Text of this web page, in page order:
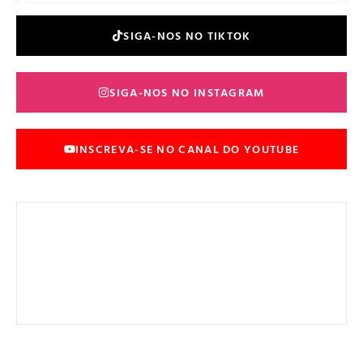
SIGA-NOS NO TIKTOK
SIGA-NOS NO INSTAGRAM
INSCREVA-SE NO CANAL DO YOUTUBE